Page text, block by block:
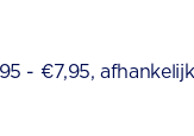
- €7,95,